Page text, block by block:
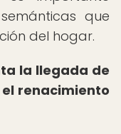
que
del hogar.
la llegada de
renacimiento